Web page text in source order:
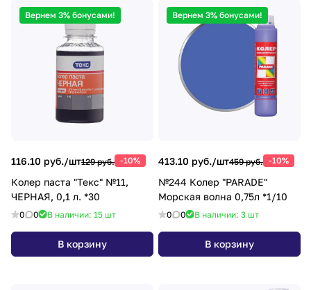
Вернем 3% бонусами!
116.10 руб./шт129 руб. -10%
Колер паста "Текс" №11,
ЧЕРНАЯ, 0,1 л. *30
0 0 В наличии: 15 шт
В корзину
Вернем 3% бонусами!
413.10 руб./шт459 руб. -10%
№244 Колер "PARADE"
Морская волна 0,75л *1/10
0 0 В наличии: 3 шт
В корзину